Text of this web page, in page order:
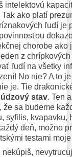
intelektovú
ako platí
ľudí je
chorobe ako
z
ľudí na všetky
No nie? A to
je. Tie
stav. Ten
sa budeme
syfilis, kvapavku,
deň, možno
testami